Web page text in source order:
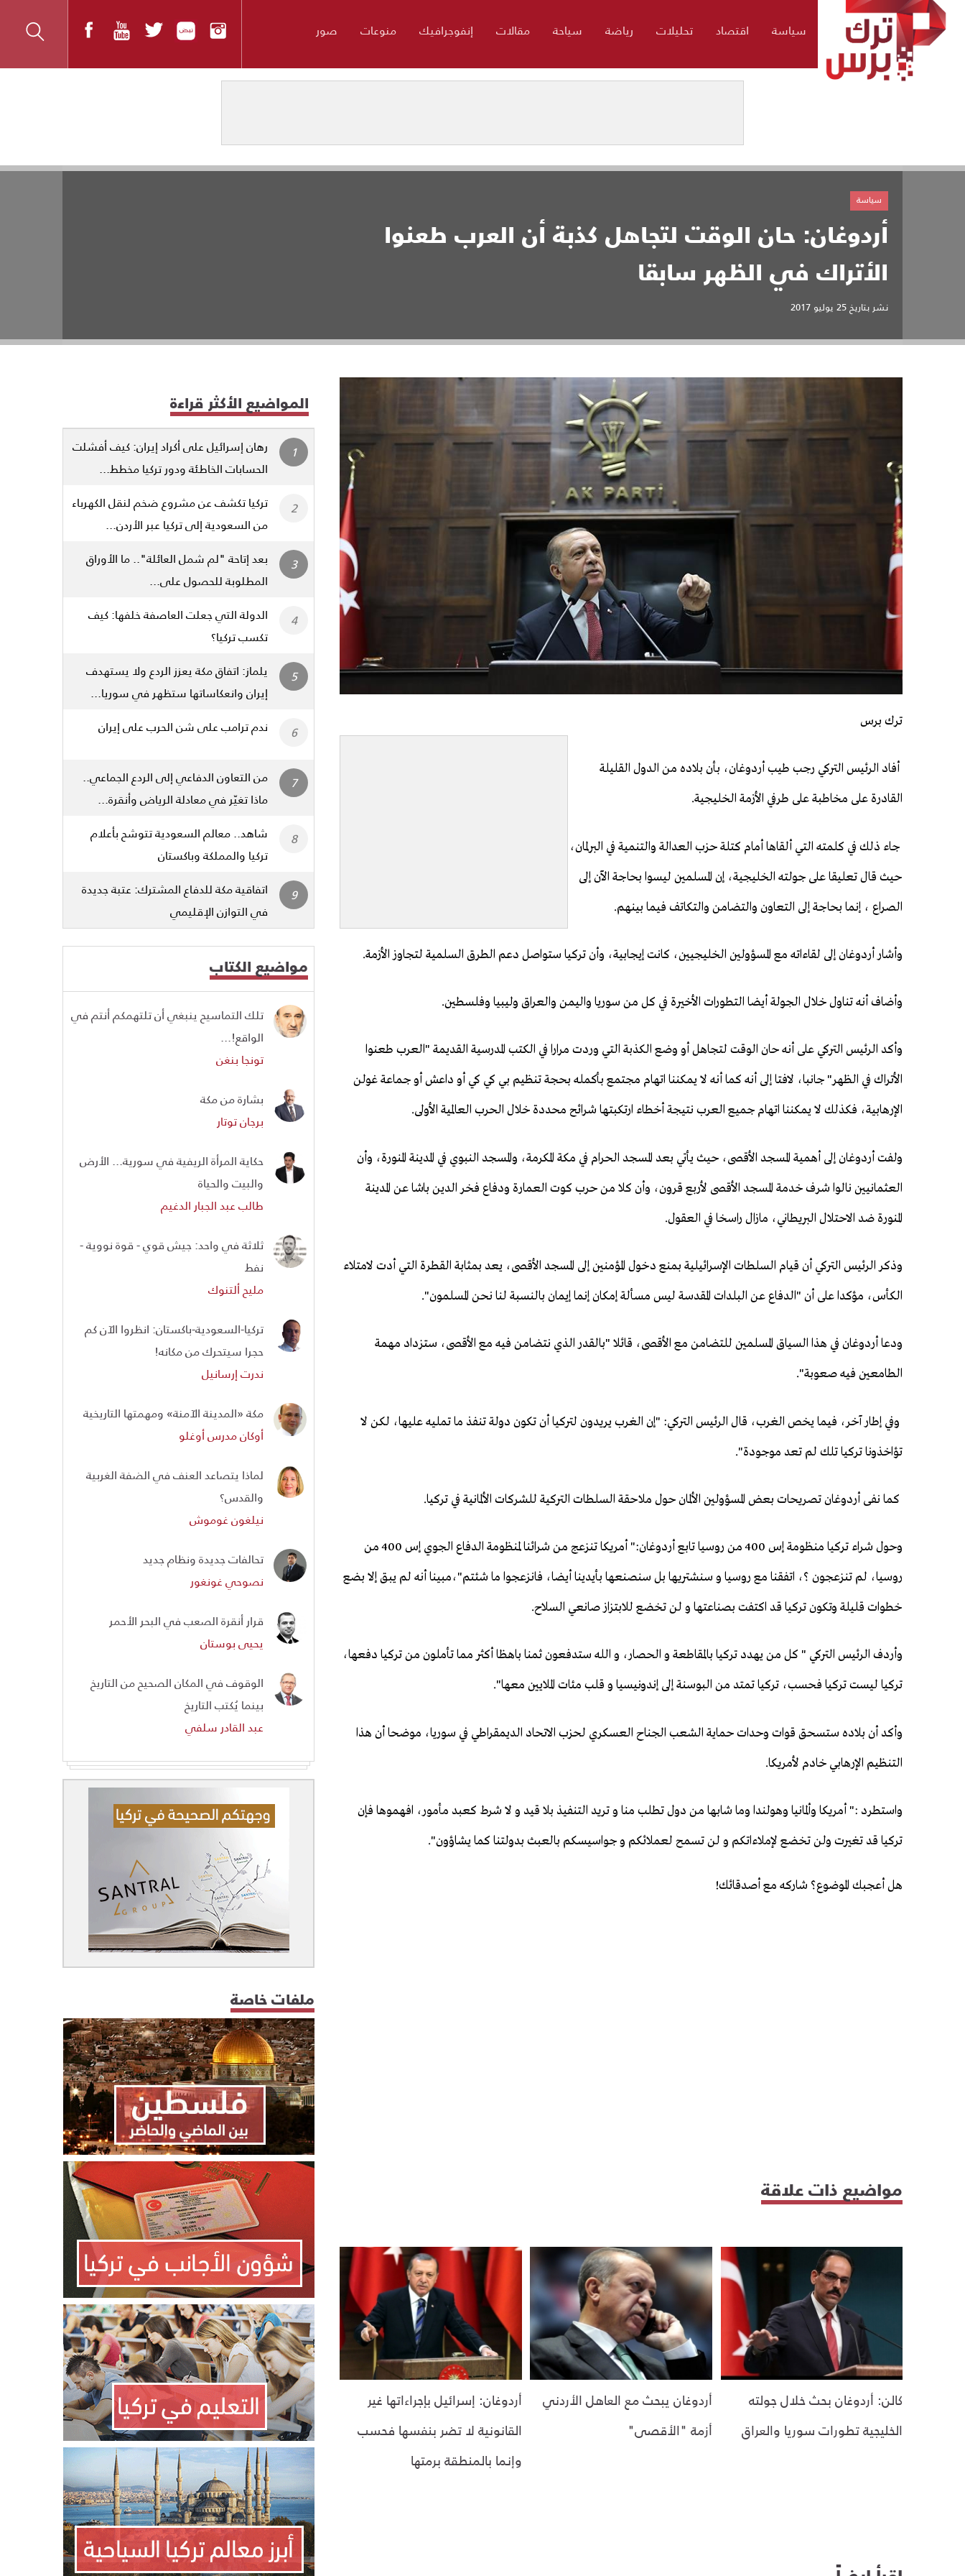
سياسة اقتصاد تحليلات رياضة سياحة مقالات إنفوجرافيك منوعات صور
أردوغان: حان الوقت لتجاهل كذبة أن العرب طعنوا
الأتراك في الظهر سابقا
نشر بتاريخ25 يوليو 2017
سياسة
ترك برس
أفاد الرئيس التركي رجب طيب أردوغان، بأن بلاده من الدول القليلة
القادرة على مخاطبة على طرفي الأزمة الخليجية.
جاء ذلك في كلمته التي ألقاها أمام كتلة حزب العدالة والتنمية في البرلمان،
حيث قال تعليقا على جولته الخليجية، إن المسلمين ليسوا بحاجة الآن إلى
الصراع ، إنما بحاجة إلى التعاون والتضامن والتكاتف فيما بينهم.
وأشار أردوغان إلى لقاءاته مع المسؤولين الخليجيين، كانت إيجابية، وأن تركيا ستواصل دعم الطرق السلمية لتجاوز الأزمة.
وأضاف أنه تناول خلال الجولة أيضا التطورات الأخيرة في كل من سوريا واليمن والعراق وليبيا وفلسطين.
وأكد الرئيس التركي على أنه حان الوقت لتجاهل أو وضع الكذبة التي وردت مرارا في الكتب المدرسية القديمة "العرب طعنوا
الأتراك في الظهر" جانبا، لافتا إلى أنه كما أنه لا يمكننا اتهام مجتمع بأكمله بحجة تنظيم بي كي كي أو داعش أو جماعة غولن
الإرهابية، فكذلك لا يمكننا اتهام جميع العرب نتيجة أخطاء ارتكبتها شرائح محددة خلال الحرب العالمية الأولى.
ولفت أردوغان إلى أهمية المسجد الأقصى، حيث يأتي بعد المسجد الحرام في مكة المكرمة، والمسجد النبوي في المدينة المنورة، وأن
العثمانيين نالوا شرف خدمة المسجد الأقصى لأربع قرون، وأن كلا من حرب كوت العمارة ودفاع فخر الدين باشا عن المدينة
المنورة ضد الاحتلال البريطاني، مازال راسخا في العقول.
وذكر الرئيس التركي أن قيام السلطات الإسرائيلية بمنع دخول المؤمنين إلى المسجد الأقصى، يعد بمثابة القطرة التي أدت لامتلاء
الكأس، مؤكدا على أن "الدفاع عن البلدات المقدسة ليس مسألة إمكان إنما إيمان بالنسبة لنا نحن المسلمون".
ودعا أردوغان في هذا السياق المسلمين للتضامن مع الأقصى، قائلا "بالقدر الذي نتضامن فيه مع الأقصى، ستزداد مهمة
الطامعين فيه صعوبة".
وفي إطار آخر، فيما يخص الغرب، قال الرئيس التركي: "إن الغرب يريدون لتركيا أن تكون دولة تنفذ ما تمليه عليها، لكن لا
تؤاخذونا تركيا تلك لم تعد موجودة".
كما نفى أردوغان تصريحات بعض المسؤولين الألمان حول ملاحقة السلطات التركية للشركات الألمانية في تركيا.
وحول شراء تركيا منظومة إس 400 من روسيا تابع أردوغان:" أمريكا تنزعج من شرائنا لمنظومة الدفاع الجوي إس 400 من
روسيا، لم تنزعجون ؟، اتفقنا مع روسيا و سنشتريها بل سنصنعها بأيدينا أيضا، فانزعجوا ما شئتم"،مبينا أنه لم يبق إلا بضع
خطوات قليلة وتكون تركيا قد اكتفت بصناعتها و لن تخضع للابتزاز صانعي السلاح.
وأردف الرئيس التركي " كل من يهدد تركيا بالمقاطعة و الحصار، و الله ستدفعون ثمنا باهظا أكثر مما تأملون من تركيا دفعها،
تركيا ليست تركيا فحسب، تركيا تمتد من البوسنة إلى إندونيسيا و قلب مئات الملايين معها".
وأكد أن بلاده ستسحق قوات وحدات حماية الشعب الجناح العسكري لحزب الاتحاد الديمقراطي في سوريا، موضحا أن هذا
التنظيم الإرهابي خادم لأمريكا.
واستطرد :" أمريكا وألمانيا وهولندا وما شابها من دول تطلب منا و تريد التنفيذ بلا قيد و لا شرط كعبد مأمور، افهموها فإن
تركيا قد تغيرت ولن تخضع ﻹملاءاتكم و لن تسمح لعملائكم و جواسيسكم بالعبث بدولتنا كما يشاؤون".
هل أعجبك الموضوع؟ شاركه مع أصدقائك!
مواضيع ذات علاقة
كالن: أردوغان بحث خلال جولته
الخليجية تطورات سوريا والعراق
أردوغان يبحث مع العاهل الأردني
أزمة "الأقصى"
أردوغان: إسرائيل بإجراءاتها غير
القانونية لا تضر بنفسها فحسب
وإنما بالمنطقة برمتها
المواضيع الأكثر قراءة
رهان إسرائيل على أكراد إيران: كيف أفشلت
الحسابات الخاطئة ودور تركيا مخطط...
تركيا تكشف عن مشروع ضخم لنقل الكهرباء
من السعودية إلى تركيا عبر الأردن...
بعد إتاحة "لم شمل العائلة".. ما الأوراق
المطلوبة للحصول على...
الدولة التي جعلت العاصفة خلفها: كيف
تكسب تركيا؟
يلماز: اتفاق مكة يعزز الردع ولا يستهدف
إيران وانعكاساتها ستظهر في سوريا...
ندم ترامب على شن الحرب على إيران
من التعاون الدفاعي إلى الردع الجماعي..
ماذا تغيّر في معادلة الرياض وأنقرة...
شاهد.. معالم السعودية تتوشح بأعلام
تركيا والمملكة وباكستان
اتفاقية مكة للدفاع المشترك: عتبة جديدة
في التوازن الإقليمي
مواضيع الكتاب
تلك التماسيح ينبغي أن تلتهمكم أنتم في
الواقع!...
تونجا بنغن
بشارة من مكة
برجان توتار
حكاية المرأة الريفية في سورية... الأرض
والبيت والحياة
طالب عبد الجبار الدغيم
ثلاثة في واحد: جيش قوي - قوة نووية -
نفط
مليح ألتنوك
تركيا-السعودية-باكستان: انظروا الآن كم
حجرا سيتحرك من مكانه!
ندرت إرسانيل
مكة «المدينة الآمنة» ومهمتها التاريخية
أوكان مدرس أوغلو
لماذا يتصاعد العنف في الضفة الغربية
والقدس؟
نيلغون غوموش
تحالفات جديدة ونظام جديد
نصوحي غونغور
قرار أنقرة الصعب في البحر الأحمر
يحيى بوستان
الوقوف في المكان الصحيح من التاريخ
بينما يُكتب التاريخ
عبد القادر سلفي
ملفات خاصة